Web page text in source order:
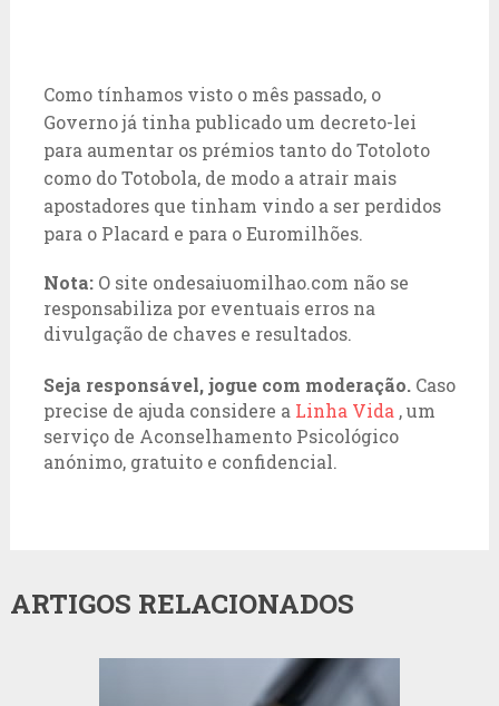
Como tínhamos visto o mês passado, o
Governo já tinha publicado um decreto-lei
para aumentar os prémios tanto do Totoloto
como do Totobola, de modo a atrair mais
apostadores que tinham vindo a ser perdidos
para o Placard e para o Euromilhões.
Nota:O site ondesaiuomilhao.com não se
responsabiliza por eventuais erros na
divulgação de chaves e resultados.
Seja responsável, jogue com moderação.Caso
precise de ajuda considere a Linha Vida , um
serviço de Aconselhamento Psicológico
anónimo, gratuito e confidencial.
ARTIGOS RELACIONADOS